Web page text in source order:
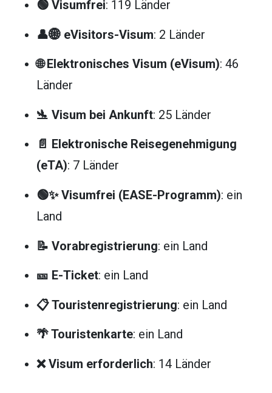
🟢 Visumfrei: 119 Länder
👤🌐 eVisitors-Visum: 2 Länder
🌐 Elektronisches Visum (eVisum): 46
Länder
🛬 Visum bei Ankunft: 25 Länder
📄 Elektronische Reisegenehmigung
(eTA): 7 Länder
🟢✨ Visumfrei (EASE-Programm): ein
Land
📝 Vorabregistrierung: ein Land
🎫 E-Ticket: ein Land
📋 Touristenregistrierung: ein Land
🌴 Touristenkarte: ein Land
❌ Visum erforderlich: 14 Länder